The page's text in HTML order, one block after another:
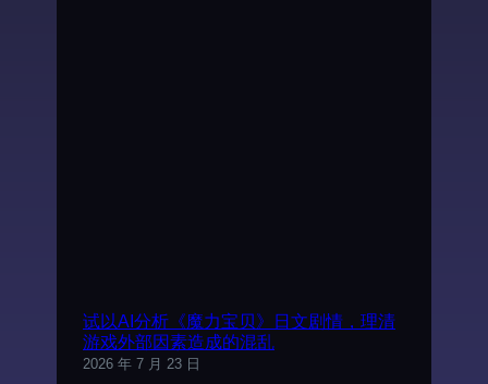
试以AI分析《魔力宝贝》日文剧情，理清
游戏外部因素造成的混乱
2026 年 7 月 23 日